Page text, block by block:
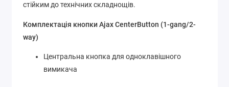
стійким до технічних складнощів.
Комплектація кнопки Ajax CenterButton (1-gang/2-
way)
Центральна кнопка для одноклавішного
вимикача